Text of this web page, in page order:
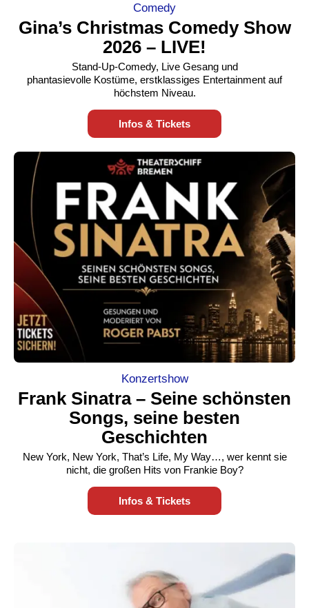
Comedy
Gina’s Christmas Comedy Show
2026 – LIVE!
Stand-Up-Comedy, Live Gesang und
phantasievolle Kostüme, erstklassiges Entertainment auf
höchstem Niveau.
Infos & Tickets
Konzertshow
Frank Sinatra – Seine schönsten
Songs, seine besten
Geschichten
New York, New York, That’s Life, My Way…, wer kennt sie
nicht, die großen Hits von Frankie Boy?
Infos & Tickets